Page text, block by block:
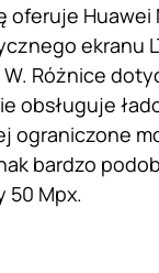
ekranu
W. Różnice
obsługuje
ograniczone
bardzo
50 Mpx.